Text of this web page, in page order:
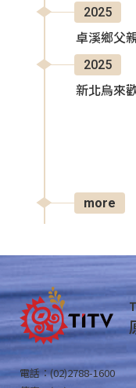
2025
卓溪鄉父
2025
新北烏來
more
電話：(02)2788-1600